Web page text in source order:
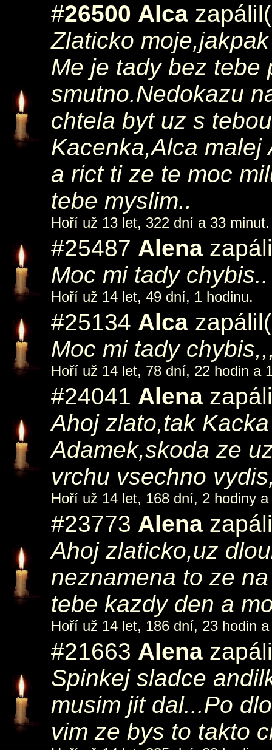
#26500 Alca
Zlaticko
Me je tady bez tebe
smutno.Nedokazu
chtela byt uz s
Kacenka,Alca malej
a rict ti ze te moc
tebe myslim..
Hoří už 13 let, 322 dní a 33 minut.
#25487 Alena
Moc mi tady chybis..
Hoří už 14 let, 49 dní, 1 hodinu.
#25134 Alca
Moc mi tady
Hoří už 14 let, 78 dní, 22 hodin a
#24041 Alena
Ahoj zlato,tak
Adamek,skoda ze
vrchu vsechno
Hoří už 14 let, 168 dní, 2 hodiny
#23773 Alena
Ahoj zlaticko,uz
neznamena to ze
tebe kazdy den a
Hoří už 14 let, 186 dní, 23 hodin
#21663 Alena
Spinkej sladce
musim jit dal...Po
vim ze bys to takto